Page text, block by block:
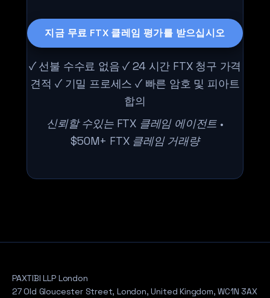
지금 무료 FTX 클레임 평가를 받으십시오
✓ 선불 수수료 없음 ✓ 24 시간 FTX 청구 가격
견적 ✓ 기밀 프로세스 ✓ 빠른 암호 및 피아트
합의
신뢰할 수있는 FTX 클레임 에이전트 •
$50M+ FTX 클레임 거래량
PAXTIBI LLP London
27 Old Gloucester Street, London, United Kingdom, WC1N 3AX